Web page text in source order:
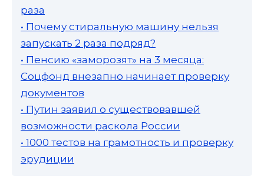
раза
• Почему стиральную машину нельзя
запускать 2 раза подряд?
• Пенсию «заморозят» на 3 месяца:
Соцфонд внезапно начинает проверку
документов
• Путин заявил о существовавшей
возможности раскола России
• 1000 тестов на грамотность и проверку
эрудиции